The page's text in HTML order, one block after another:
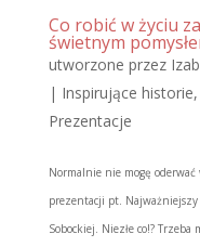
Co robić w życiu
świetnym
utworzone przez
| Inspirujące historie,
Prezentacje
Normalnie nie mogę
prezentacji pt. Najważniejszy
Sobockiej. Niezłe co!?